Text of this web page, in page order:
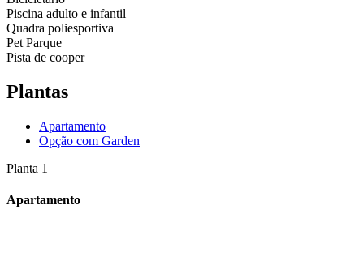
Piscina adulto e infantil
Quadra poliesportiva
Pet Parque
Pista de cooper
Plantas
Apartamento
Opção com Garden
Planta 1
Apartamento